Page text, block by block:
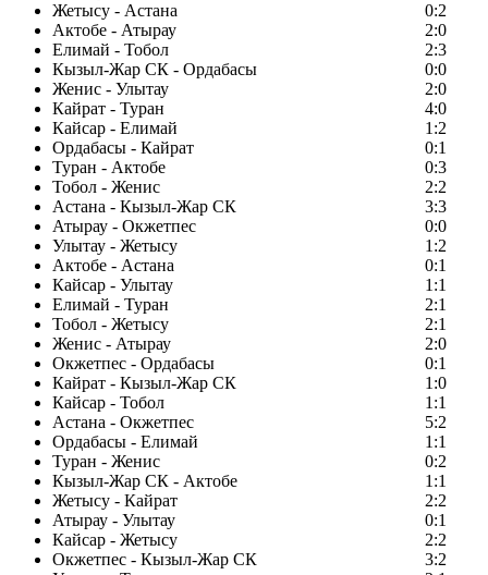
Жетысу - Астана
0:2
Актобе - Атырау
2:0
Елимай - Тобол
2:3
Кызыл-Жар СК - Ордабасы
0:0
Женис - Улытау
2:0
Кайрат - Туран
4:0
Кайсар - Елимай
1:2
Ордабасы - Кайрат
0:1
Туран - Актобе
0:3
Тобол - Женис
2:2
Астана - Кызыл-Жар СК
3:3
Атырау - Окжетпес
0:0
Улытау - Жетысу
1:2
Актобе - Астана
0:1
Кайсар - Улытау
1:1
Елимай - Туран
2:1
Тобол - Жетысу
2:1
Женис - Атырау
2:0
Окжетпес - Ордабасы
0:1
Кайрат - Кызыл-Жар СК
1:0
Кайсар - Тобол
1:1
Астана - Окжетпес
5:2
Ордабасы - Елимай
1:1
Туран - Женис
0:2
Кызыл-Жар СК - Актобе
1:1
Жетысу - Кайрат
2:2
Атырау - Улытау
0:1
Кайсар - Жетысу
2:2
Окжетпес - Кызыл-Жар СК
3:2